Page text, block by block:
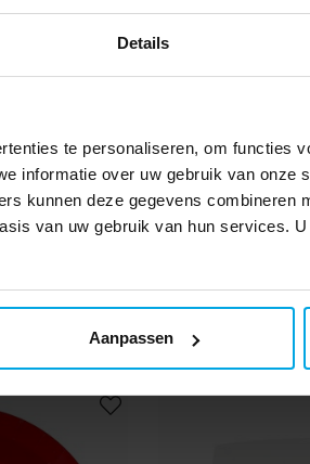
Details
te personaliseren, om functies
informatie over uw gebruik van onze
kunnen deze gegevens combineren
van uw gebruik van hun services.
Aanpassen
cm -
stuks
Borden